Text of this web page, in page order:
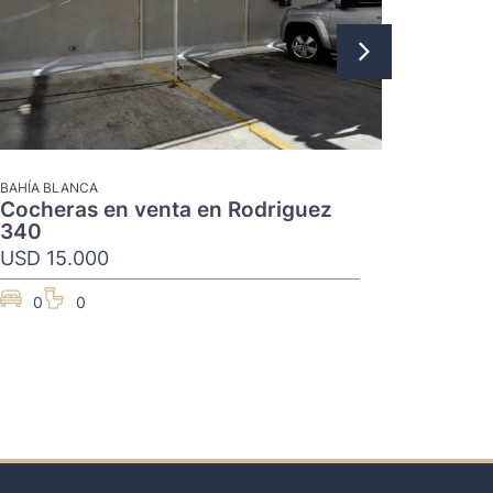
BAHÍA BLANCA
Cocheras en venta en Rodriguez
340
USD 15.000
0 0